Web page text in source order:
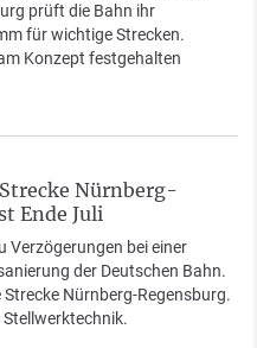
prüft die Bahn ihr
für wichtige Strecken.
Konzept festgehalten
Nürnberg-
Ende Juli
Verzögerungen bei einer
der Deutschen Bahn.
Nürnberg-Regensburg.